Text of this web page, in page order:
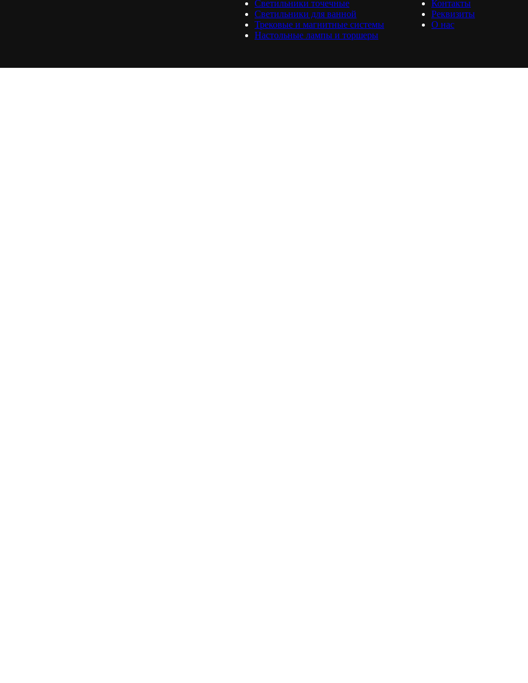
Светильники точечные
Светильники для ванной
Трековые и магнитные системы
Настольные лампы и торшеры
Контакты
Реквизиты
О нас